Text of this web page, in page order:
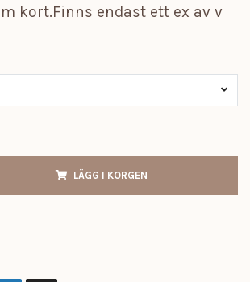
kort.Finns endast ett ex av v
LÄGG I KORGEN